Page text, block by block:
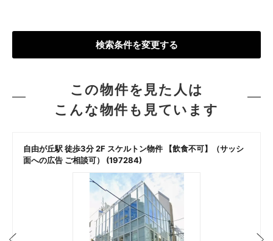
検索条件を変更する
この物件を見た人は
こんな物件も見ています
自由が丘駅 徒歩3分 2F スケルトン物件 【飲食不可】（サッシ
面への広告 ご相談可） (197284)